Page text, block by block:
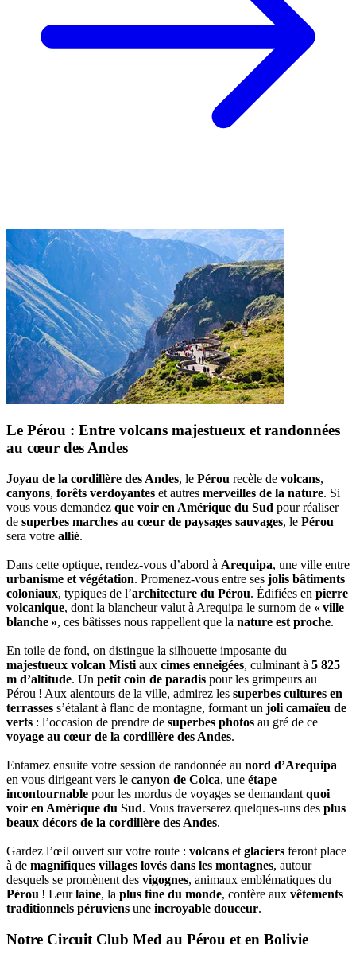
Le Pérou : Entre volcans majestueux et randonnées
au cœur des Andes
Joyau de la cordillère des Andes, le Pérou recèle de volcans,
canyons, forêts verdoyantes et autres merveilles de la nature. Si
vous vous demandez que voir en Amérique du Sud pour réaliser
de superbes marches au cœur de paysages sauvages, le Pérou
sera votre allié.
Dans cette optique, rendez-vous d’abord à Arequipa, une ville entre
urbanisme et végétation. Promenez-vous entre ses jolis bâtiments
coloniaux, typiques de l’architecture du Pérou. Édifiées en pierre
volcanique, dont la blancheur valut à Arequipa le surnom de « ville
blanche », ces bâtisses nous rappellent que la nature est proche.
En toile de fond, on distingue la silhouette imposante du
majestueux volcan Misti aux cimes enneigées, culminant à 5 825
m d’altitude. Un petit coin de paradis pour les grimpeurs au
Pérou ! Aux alentours de la ville, admirez les superbes cultures en
terrasses s’étalant à flanc de montagne, formant un joli camaïeu de
verts : l’occasion de prendre de superbes photos au gré de ce
voyage au cœur de la cordillère des Andes.
Entamez ensuite votre session de randonnée au nord d’Arequipa
en vous dirigeant vers le canyon de Colca, une étape
incontournable pour les mordus de voyages se demandant quoi
voir en Amérique du Sud. Vous traverserez quelques-uns des plus
beaux décors de la cordillère des Andes.
Gardez l’œil ouvert sur votre route : volcans et glaciers feront place
à de magnifiques villages lovés dans les montagnes, autour
desquels se promènent des vigognes, animaux emblématiques du
Pérou ! Leurlaine, la plus fine du monde, confère aux vêtements
traditionnels péruviens une incroyable douceur.
Notre Circuit Club Med au Pérou et en Bolivie